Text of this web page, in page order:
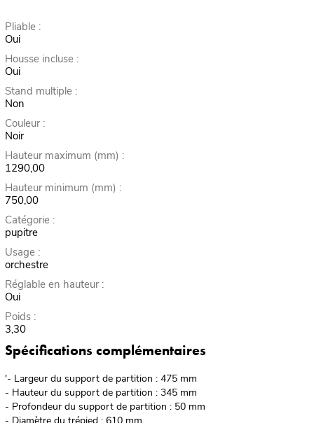
Pliable :
Oui
Housse incluse :
Oui
Stand multiple :
Non
Couleur :
Noir
Hauteur maximum (mm) :
1290,00
Hauteur minimum (mm) :
750,00
Catégorie :
pupitre
Usage :
orchestre
Réglable en hauteur :
Oui
Poids :
3,30
Spécifications complémentaires
'- Largeur du support de partition : 475 mm
- Hauteur du support de partition : 345 mm
- Profondeur du support de partition : 50 mm